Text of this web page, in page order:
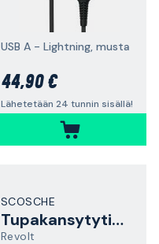
USB A - Lightning, musta
44,90 €
Lähetetään 24 tunnin sisällä!
SCOSCHE
Tupakansytytintulppa
Revolt